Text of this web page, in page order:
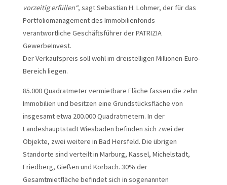
vorzeitig erfüllen“, sagt Sebastian H. Lohmer, der für das
Portfoliomanagement des Immobilienfonds
verantwortliche Geschäftsführer der PATRIZIA
GewerbeInvest.
Der Verkaufspreis soll wohl im dreistelligen Millionen-Euro-
Bereich liegen.
85.000 Quadratmeter vermietbare Fläche fassen die zehn
Immobilien und besitzen eine Grundstücksfläche von
insgesamt etwa 200.000 Quadratmetern. In der
Landeshauptstadt Wiesbaden befinden sich zwei der
Objekte, zwei weitere in Bad Hersfeld. Die übrigen
Standorte sind verteilt in Marburg, Kassel, Michelstadt,
Friedberg, Gießen und Korbach. 30% der
Gesamtmietfläche befindet sich in sogenannten